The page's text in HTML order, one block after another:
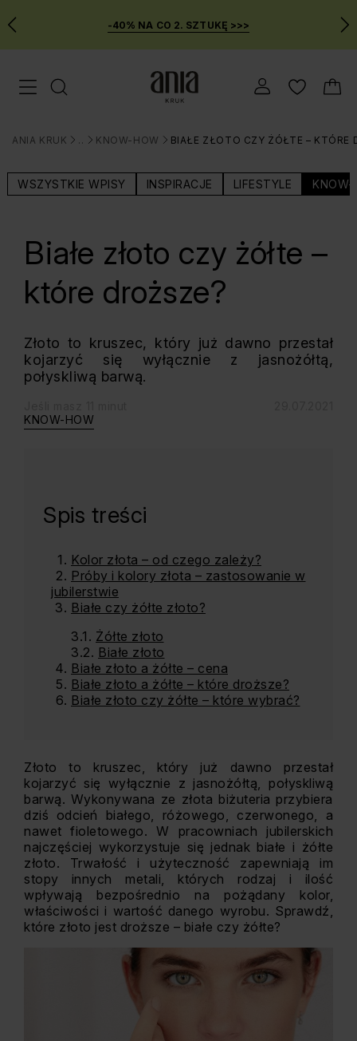
Przejdź
do
MENU
-40% NA CO 2. SZTUKĘ >>>
Menu mobilne
ANIA KRUK
>
BLOG
>
KNOW-HOW
>
BIAŁE ZŁOTO CZY ŻÓŁTE – KTÓRE
WSZYSTKIE WPISY INSPIRACJE LIFESTYLE KNOW-
Białe złoto czy żółte –
które droższe?
Złoto to kruszec, który już dawno przestał
kojarzyć się wyłącznie z jasnożółtą,
połyskliwą barwą.
KNOW-HOW
Spis treści
Kolor złota – od czego zależy?
Próby i kolory złota – zastosowanie w
jubilerstwie
Białe czy żółte złoto?
Żółte złoto
Białe złoto
Białe złoto a żółte – cena
Białe złoto a żółte – które droższe?
Białe złoto czy żółte – które wybrać?
Złoto to kruszec, który już dawno przestał
kojarzyć się wyłącznie z jasnożółtą, połyskliwą
barwą. Wykonywana ze złota biżuteria przybiera
dziś odcień białego, różowego, czerwonego, a
nawet fioletowego. W pracowniach jubilerskich
najczęściej wykorzystuje się jednak białe i żółte
złoto. Trwałość i użyteczność zapewniają im
stopy innych metali, których rodzaj i ilość
wpływają bezpośrednio na pożądany kolor,
właściwości i wartość danego wyrobu. Sprawdź,
które złoto jest droższe – białe czy żółte?